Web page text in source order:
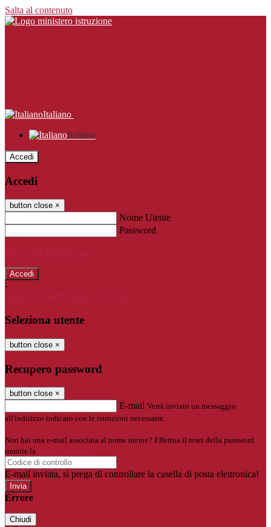
Salta al contenuto
Italiano
Italiano
Accedi
Accedi
button close ×
Nome Utente
Password
Password dimenticata?
-
Entra con SPID
Entra con CIE
Seleziona utente
button close ×
Recupero password
button close ×
E-mail Verrà inviato un messaggio
all'indirizzo indicato con le istruzioni necessarie.
Non hai una e-mail associata al nome utente? Effettua il reset della password
tramite la
Login Spaggiari
E-mail inviata, si prega di controllare la casella di posta elettronica!
Errore
Chiudi